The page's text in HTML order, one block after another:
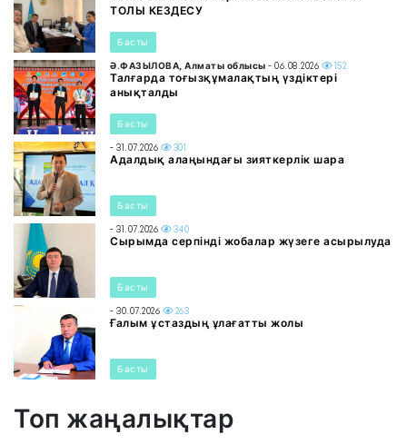
ТОЛЫ КЕЗДЕСУ
Басты
Ә.ФАЗЫЛОВА, Алматы облысы - 06.08.2026 152
Талғарда тоғызқұмалақтың үздіктері
анықталды
Басты
- 31.07.2026 301
Адалдық алаңындағы зияткерлік шара
Басты
- 31.07.2026 340
Сырымда серпінді жобалар жүзеге асырылуда
Басты
- 30.07.2026 263
Ғалым ұстаздың ұлағатты жолы
Басты
Топ жаңалықтар